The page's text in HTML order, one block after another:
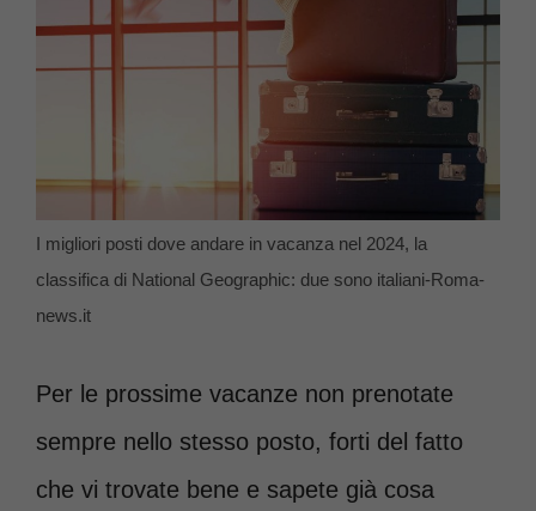
I migliori posti dove andare in vacanza nel 2024, la
classifica di National Geographic: due sono italiani-Roma-
news.it
Per le prossime vacanze non prenotate
sempre nello stesso posto, forti del fatto
che vi trovate bene e sapete già cosa